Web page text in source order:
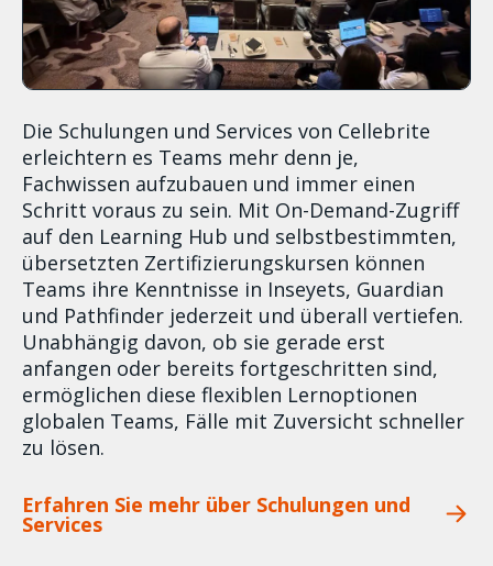
Die Schulungen und Services von Cellebrite
erleichtern es Teams mehr denn je,
Fachwissen aufzubauen und immer einen
Schritt voraus zu sein. Mit On-Demand-Zugriff
auf den Learning Hub und selbstbestimmten,
übersetzten Zertifizierungskursen können
Teams ihre Kenntnisse in Inseyets, Guardian
und Pathfinder jederzeit und überall vertiefen.
Unabhängig davon, ob sie gerade erst
anfangen oder bereits fortgeschritten sind,
ermöglichen diese flexiblen Lernoptionen
globalen Teams, Fälle mit Zuversicht schneller
zu lösen.
Erfahren Sie mehr über Schulungen und
Services